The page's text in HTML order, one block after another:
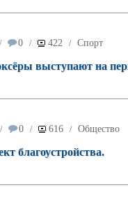
0 / 422 / Спорт
выступают на
0 / 616 / Общество
благоустройства.